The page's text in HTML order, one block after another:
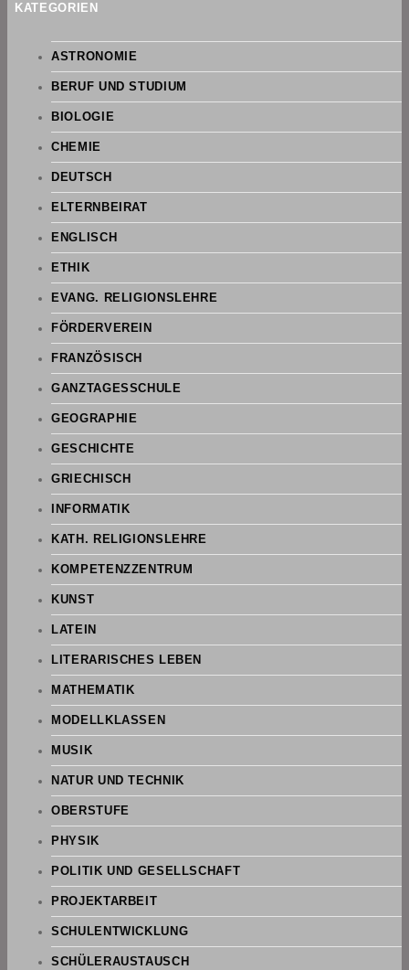
KATEGORIEN
ASTRONOMIE
BERUF UND STUDIUM
BIOLOGIE
CHEMIE
DEUTSCH
ELTERNBEIRAT
ENGLISCH
ETHIK
EVANG. RELIGIONSLEHRE
FÖRDERVEREIN
FRANZÖSISCH
GANZTAGESSCHULE
GEOGRAPHIE
GESCHICHTE
GRIECHISCH
INFORMATIK
KATH. RELIGIONSLEHRE
KOMPETENZZENTRUM
KUNST
LATEIN
LITERARISCHES LEBEN
MATHEMATIK
MODELLKLASSEN
MUSIK
NATUR UND TECHNIK
OBERSTUFE
PHYSIK
POLITIK UND GESELLSCHAFT
PROJEKTARBEIT
SCHULENTWICKLUNG
SCHÜLERAUSTAUSCH